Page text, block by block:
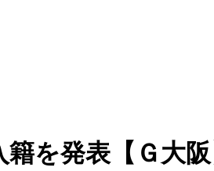
を発表【Ｇ大